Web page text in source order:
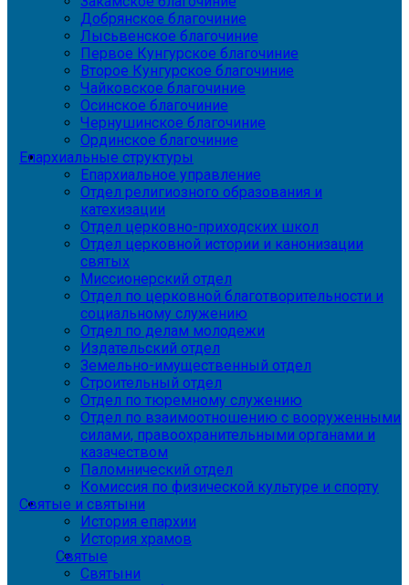
Добрянское благочиние
Лысьвенское благочиние
Первое Кунгурское благочиние
Второе Кунгурское благочиние
Чайковское благочиние
Осинское благочиние
Чернушинское благочиние
Ординское благочиние
Епархиальные структуры
Епархиальное управление
Отдел религиозного образования и
катехизации
Отдел церковно-приходских школ
Отдел церковной истории и канонизации
святых
Миссионерский отдел
Отдел по церковной благотворительности и
социальному служению
Отдел по делам молодежи
Издательский отдел
Земельно-имущественный отдел
Строительный отдел
Отдел по тюремному служению
Отдел по взаимоотношению с вооруженными
силами, правоохранительными органами и
казачеством
Паломнический отдел
Комиссия по физической культуре и спорту
Святые и святыни
История епархии
История храмов
Святые
Святыни